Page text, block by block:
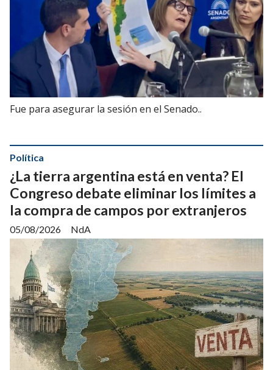
Fue para asegurar la sesión en el Senado..
¿La tierra argentina está en venta? El
Congreso debate eliminar los límites a
la compra de campos por extranjeros
NdA
Política
05/08/2026